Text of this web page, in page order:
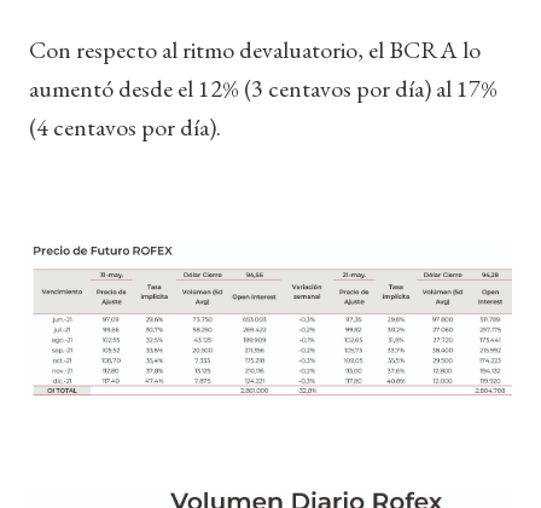
Con respecto al ritmo devaluatorio, el BCRA lo
aumentó desde el 12% (3 centavos por día) al 17%
(4 centavos por día).